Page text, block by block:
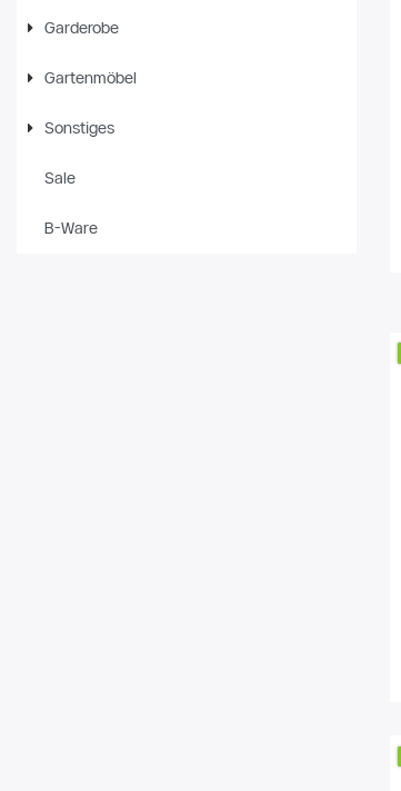
Esche
Tanne
Garderobe
Gartenmöbel
Sonstiges
Sale
B-Ware